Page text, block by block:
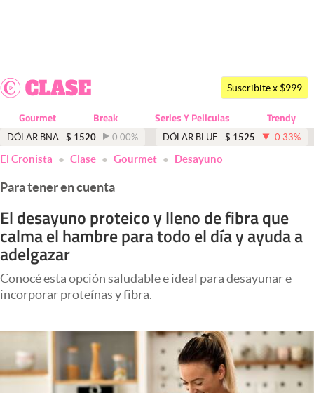
Dólar
Economía y Política
Finanzas y Mercados
Mercados Online
Negocios
Columnistas
Apertura
Clima
Suscribite x $999
Gourmet Break Series Y Peliculas Trendy
DÓLAR BNA $ 1520 0.00% DÓLAR BLUE $ 1525 -0.33%
El Cronista Clase Gourmet Desayuno
Para tener en cuenta
El desayuno proteico y lleno de fibra que
calma el hambre para todo el día y ayuda a
adelgazar
Conocé esta opción saludable e ideal para desayunar e
incorporar proteínas y fibra.